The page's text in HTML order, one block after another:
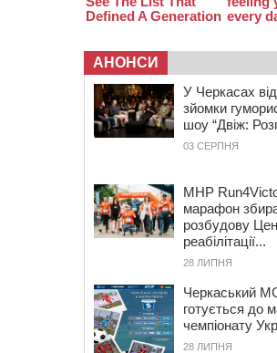
АНОНСИ
У Черкасах
зйомки
шоу “Двіж:
03 СЕРПНЯ
MHP
марафон
розбудову
реабілітації...
28 ЛИПНЯ
Черкаський
готується до
чемпіонату
28 ЛИПНЯ